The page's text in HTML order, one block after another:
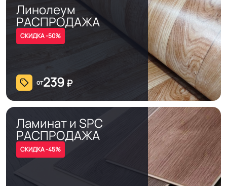
Линолеум
РАСПРОДАЖА
СКИДКА -50%
от239 ₽
Ламинат и SPC
РАСПРОДАЖА
СКИДКА -45%